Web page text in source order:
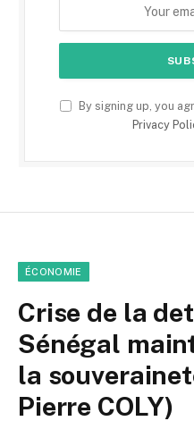
By signing up, you
Privacy
ÉCONOMIE
Crise de la
Sénégal
la
Pierre COLY)